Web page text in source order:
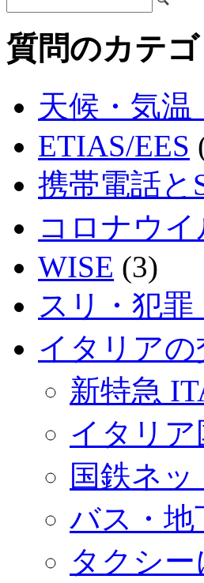
質問のカテ
天候・気
ETIAS/EES
携帯電話と
コロナウ
WISE (3)
スリ・犯
イタリアの
新特急
イタリ
国鉄ネッ
バス・地
タクシ